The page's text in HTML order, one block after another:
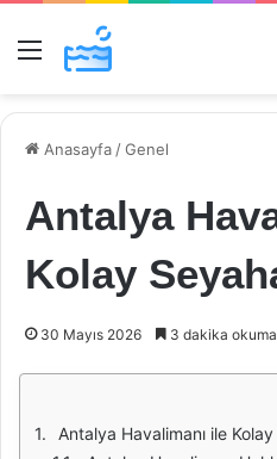
Menü
Anasayfa /Genel
Antalya
Kolay
30 Mayıs 2026 3 dakika
Antalya Havalimanı ile